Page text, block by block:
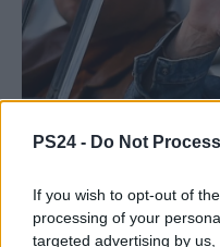
PS24 - Do Not
If you wish to opt-out of
processing of your
targeted advertising by